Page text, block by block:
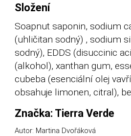
Složení
Soapnut saponin, sodium
(uhličitan sodný) , sodium
sodný), EDDS (disuccinic
(alkohol), xanthan gum,
cubeba (esenciální olej
obsahuje limonen, citral),
Značka: Tierra Verde
Autor: Martina Dvořáková